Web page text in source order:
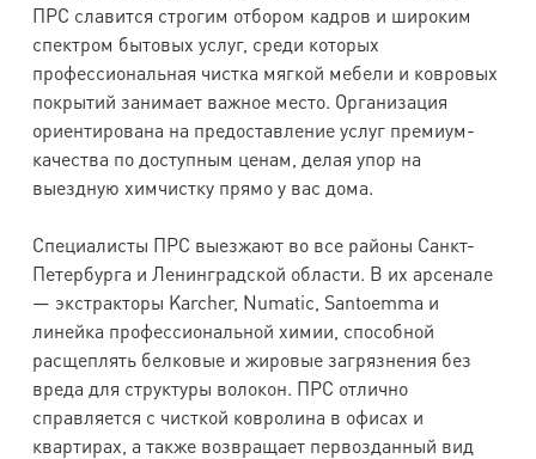
ПРС славится строгим отбором кадров и широким
спектром бытовых услуг, среди которых
профессиональная чистка мягкой мебели и ковровых
покрытий занимает важное место. Организация
ориентирована на предоставление услуг премиум-
качества по доступным ценам, делая упор на
выездную химчистку прямо у вас дома.
Специалисты ПРС выезжают во все районы Санкт-
Петербурга и Ленинградской области. В их арсенале
— экстракторы Karcher, Numatic, Santoemma и
линейка профессиональной химии, способной
расщеплять белковые и жировые загрязнения без
вреда для структуры волокон. ПРС отлично
справляется с чисткой ковролина в офисах и
квартирах, а также возвращает первозданный вид